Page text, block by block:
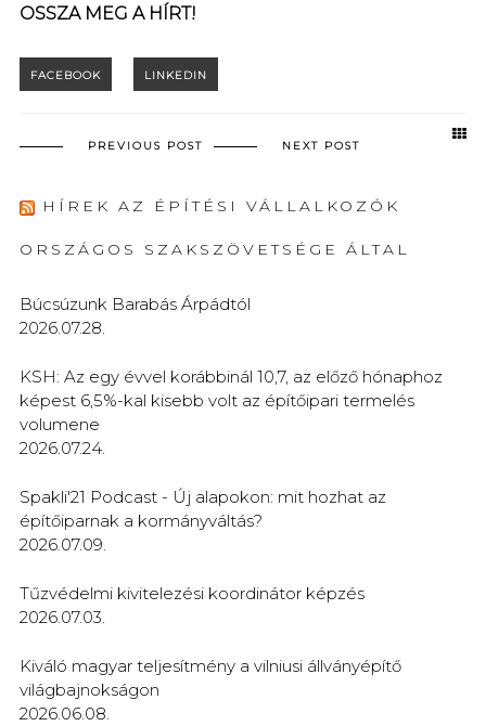
OSSZA MEG A HÍRT!
PREVIOUS POST NEXT POST
HÍREK AZ ÉPÍTÉSI VÁLLALKOZÓK
ORSZÁGOS SZAKSZÖVETSÉGE ÁLTAL
Búcsúzunk Barabás Árpádtól
2026.07.28.
KSH: Az egy évvel korábbinál 10,7, az előző hónaphoz
képest 6,5%-kal kisebb volt az építőipari termelés
volumene
2026.07.24.
Spakli'21 Podcast - Új alapokon: mit hozhat az
építőiparnak a kormányváltás?
2026.07.09.
Tűzvédelmi kivitelezési koordinátor képzés
2026.07.03.
Kiváló magyar teljesítmény a vilniusi állványépítő
világbajnokságon
2026.06.08.